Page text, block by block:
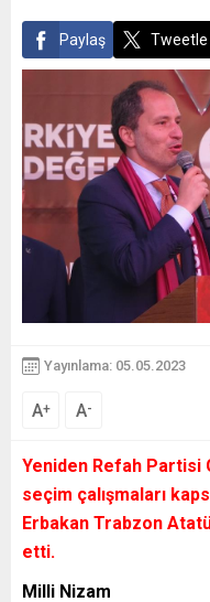
Paylaş Tweetle
Yayınlama: 05.05.2023
A+ A-
Yeniden Refah Partisi
seçim çalışmaları
Erbakan Trabzon
etti.
Milli Nizam